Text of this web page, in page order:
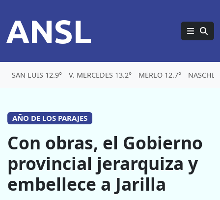
ANSL
SAN LUIS 12.9° V. MERCEDES 13.2° MERLO 12.7°
AÑO DE LOS PARAJES
Con obras, el Gobierno
provincial jerarquiza y
embellece a Jarilla